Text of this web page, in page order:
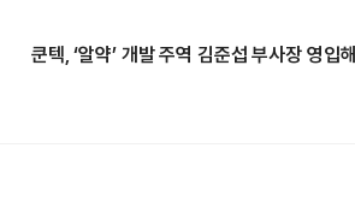
쿤텍, ‘알약’ 개발 주역 김준섭 부사장 영입해